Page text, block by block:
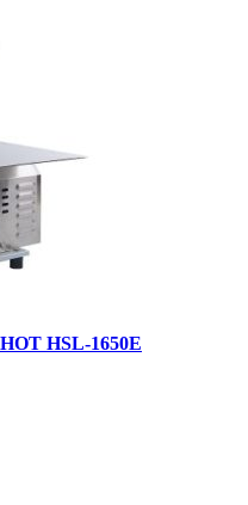
HSL-1650E